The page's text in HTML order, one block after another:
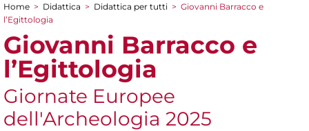
Tu sei qui
Home > Didattica > Didattica per tutti > Giovanni Barracco e
l’Egittologia
Giovanni Barracco e
l’Egittologia
Giornate Europee
dell'Archeologia 2025